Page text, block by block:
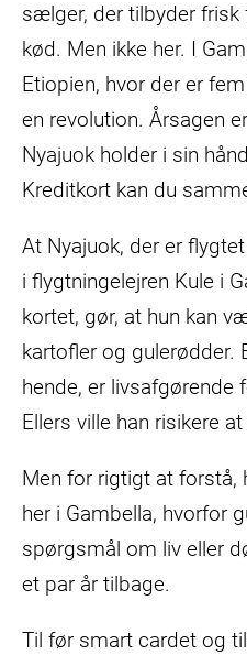
sælger, der tilbyder frisk
kød. Men ikke her. I
Etiopien, hvor der er
en revolution. Årsagen
Nyajuok holder i sin
Kreditkort kan du
At Nyajuok, der er
i flygtningelejren Kule i
kortet, gør, at hun kan
kartofler og gulerødder.
hende, er livsafgørende
Ellers ville han risikere
Men for rigtigt at forstå,
her i Gambella, hvorfor
spørgsmål om liv eller
et par år tilbage.
Til før smart cardet og